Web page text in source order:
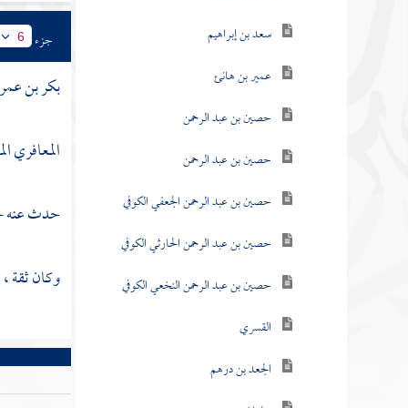
سعد بن إبراهيم
عمير بن هانئ
حصين بن عبد الرحمن
حصين بن عبد الرحمن
حصين بن عبد الرحمن الجعفي الكوفي
حصين بن عبد الرحمن الحارثي الكوفي
حصين بن عبد الرحمن النخعي الكوفي
القسري
الجعد بن درهم
جزء 6
بكر بن
المعافري
حدث عنه
وكان ثقة ،